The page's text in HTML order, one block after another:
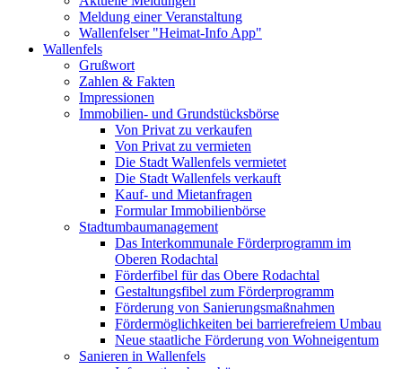
Meldung einer Veranstaltung
Wallenfelser "Heimat-Info App"
Wallenfels
Grußwort
Zahlen & Fakten
Impressionen
Immobilien- und Grundstücksbörse
Von Privat zu verkaufen
Von Privat zu vermieten
Die Stadt Wallenfels vermietet
Die Stadt Wallenfels verkauft
Kauf- und Mietanfragen
Formular Immobilienbörse
Stadtumbaumanagement
Das Interkommunale Förderprogramm im
Oberen Rodachtal
Förderfibel für das Obere Rodachtal
Gestaltungsfibel zum Förderprogramm
Förderung von Sanierungsmaßnahmen
Fördermöglichkeiten bei barrierefreiem Umbau
Neue staatliche Förderung von Wohneigentum
Sanieren in Wallenfels